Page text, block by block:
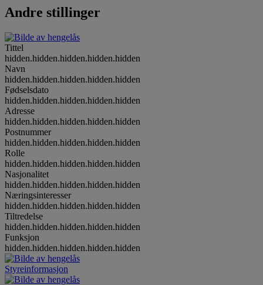
Andre stillinger
Tittel
hidden.hidden.hidden.hidden.hidden
Navn
hidden.hidden.hidden.hidden.hidden
Fødselsdato
hidden.hidden.hidden.hidden.hidden
Adresse
hidden.hidden.hidden.hidden.hidden
Postnummer
hidden.hidden.hidden.hidden.hidden
Rolle
hidden.hidden.hidden.hidden.hidden
Nasjonalitet
hidden.hidden.hidden.hidden.hidden
Næringsinteresser
hidden.hidden.hidden.hidden.hidden
Tiltredelse
hidden.hidden.hidden.hidden.hidden
Funksjon
hidden.hidden.hidden.hidden.hidden
Styreinformasjon